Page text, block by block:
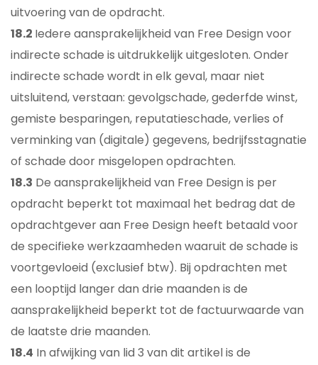
uitvoering van de opdracht.
18.2 Iedere aansprakelijkheid van Free Design voor
indirecte schade is uitdrukkelijk uitgesloten. Onder
indirecte schade wordt in elk geval, maar niet
uitsluitend, verstaan: gevolgschade, gederfde winst,
gemiste besparingen, reputatieschade, verlies of
verminking van (digitale) gegevens, bedrijfsstagnatie
of schade door misgelopen opdrachten.
18.3 De aansprakelijkheid van Free Design is per
opdracht beperkt tot maximaal het bedrag dat de
opdrachtgever aan Free Design heeft betaald voor
de specifieke werkzaamheden waaruit de schade is
voortgevloeid (exclusief btw). Bij opdrachten met
een looptijd langer dan drie maanden is de
aansprakelijkheid beperkt tot de factuurwaarde van
de laatste drie maanden.
18.4 In afwijking van lid 3 van dit artikel is de